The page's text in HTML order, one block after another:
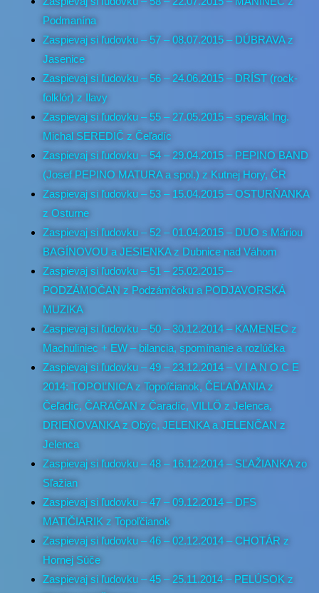
Podmanína
Zaspievaj si ľudovku – 57 – 08.07.2015 – DÚBRAVA z
Jasenice
Zaspievaj si ľudovku – 56 – 24.06.2015 – DRÍST (rock-
folklór) z Ilavy
Zaspievaj si ľudovku – 55 – 27.05.2015 – spevák Ing.
Michal SEREDIČ z Čeľadíc
Zaspievaj si ľudovku – 54 – 29.04.2015 – PEPINO BAND
(Josef PEPINO MATURA a spol.) z Kutnej Hory, ČR
Zaspievaj si ľudovku – 53 – 15.04.2015 – OSTURŇANKA
z Osturne
Zaspievaj si ľudovku – 52 – 01.04.2015 – DUO s Máriou
BAGÍNOVOU a JESIENKA z Dubnice nad Váhom
Zaspievaj si ľudovku – 51 – 25.02.2015 –
PODZÁMOČAN z Podzámčoku a PODJAVORSKÁ
MUZIKA
Zaspievaj si ľudovku – 50 – 30.12.2014 – KAMENEC z
Machuliniec + EW – bilancia, spomínanie a rozlúčka
Zaspievaj si ľudovku – 49 – 23.12.2014 – V I A N O C E
2014: TOPOĽNICA z Topoľčianok, ČEĽAĎANIA z
Čeľadíc, ČARAČAN z Čaradíc, VILLŐ z Jelenca,
DRIEŇOVANKA z Obýc, JELENKA a JELENČAN z
Jelenca
Zaspievaj si ľudovku – 48 – 16.12.2014 – SĽAŽIANKA zo
Sľažian
Zaspievaj si ľudovku – 47 – 09.12.2014 – DFS
MATIČIARIK z Topoľčianok
Zaspievaj si ľudovku – 46 – 02.12.2014 – CHOTÁR z
Hornej Súče
Zaspievaj si ľudovku – 45 – 25.11.2014 – PELÚSOK z